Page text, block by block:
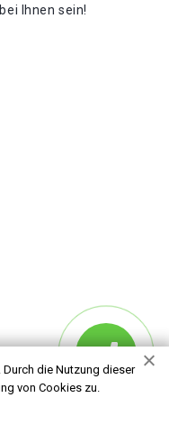
die Nutzung dieser
von Cookies zu.
Ihnen sein!